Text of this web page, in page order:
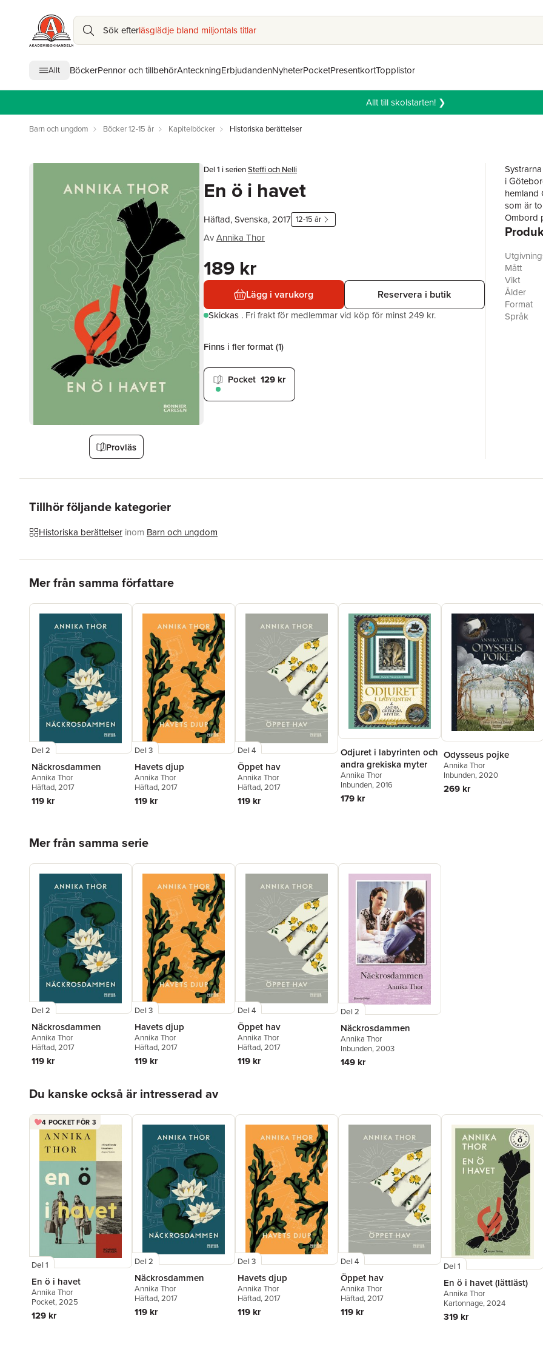
Sök efterläsglädje bland miljontals titlar
Allt BöckerPennor och tillbehörAnteckningErbjudandenNyheterPocketPresentkortTopplistor
Allt till skolstarten! ❯
Barn och ungdom Böcker 12-15 år Kapitelböcker Historiska berättelser
Provläs
Del 1 i serienSteffi och Nelli
En ö i havet
Häftad, Svenska, 2017 12-15 år
AvAnnika Thor
189 kr
Lägg i varukorg Reservera i butik
Skickas . Fri frakt för medlemmar vid köp för minst 249 kr.
Finns i fler format (1)
Pocket 129 kr
i
hemland
som är
Ombord
för sin
men
På ön i
bara hav
talar
En ö i
Mått
Vikt
Ålder
Format
Språk
Tillhör följande kategorier
Historiska berättelser inom Barn och ungdom
Mer från samma författare
Del 2
Näckrosdammen
Annika Thor
Häftad, 2017
119 kr
Del 3
Havets djup
Annika Thor
Häftad, 2017
119 kr
Del 4
Öppet hav
Annika Thor
Häftad, 2017
119 kr
Odjuret i labyrinten och
andra grekiska myter
Annika Thor
Inbunden, 2016
179 kr
Odysseus pojke
Annika Thor
Inbunden, 2020
269 kr
Mer från samma serie
Del 2
Näckrosdammen
Annika Thor
Häftad, 2017
119 kr
Del 3
Havets djup
Annika Thor
Häftad, 2017
119 kr
Del 4
Öppet hav
Annika Thor
Häftad, 2017
119 kr
Del 2
Näckrosdammen
Annika Thor
Inbunden, 2003
149 kr
Du kanske också är intresserad av
4 POCKET FÖR 3
Del 1
En ö i havet
Annika Thor
Pocket, 2025
129 kr
Del 2
Näckrosdammen
Annika Thor
Häftad, 2017
119 kr
Del 3
Havets djup
Annika Thor
Häftad, 2017
119 kr
Del 4
Öppet hav
Annika Thor
Häftad, 2017
119 kr
Del 1
En ö i havet (lättläst)
Annika Thor
Kartonnage, 2024
319 kr